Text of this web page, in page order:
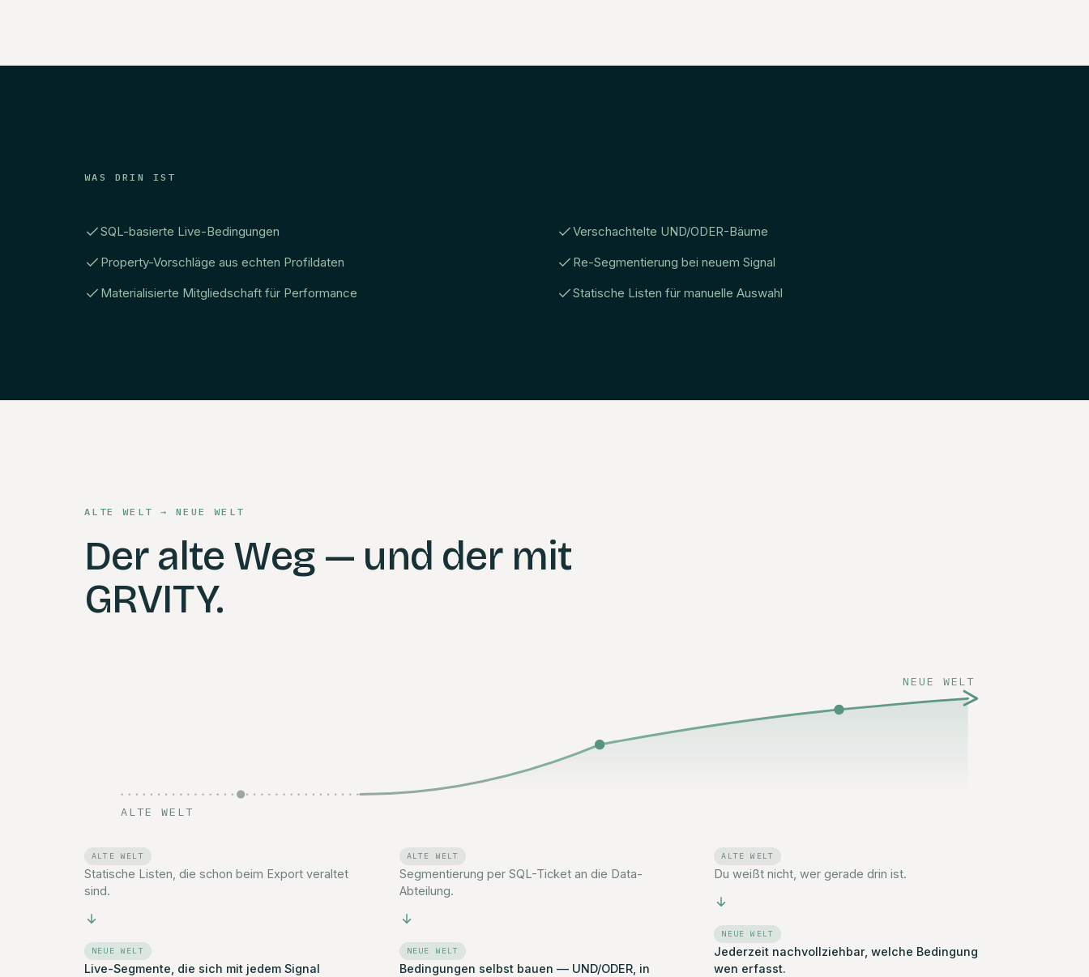
WAS DRIN IST
SQL-basierte Live-Bedingungen
Verschachtelte UND/ODER-Bäume
Property-Vorschläge aus echten Profildaten
Re-Segmentierung bei neuem Signal
Materialisierte Mitgliedschaft für Performance
Statische Listen für manuelle Auswahl
ALTE WELT → NEUE WELT
Der alte Weg — und der mit
GRVITY.
ALTE WELT
NEUE WELT
ALTE WELT
Statische Listen, die schon beim Export veraltet
sind.
NEUE WELT
Live-Segmente, die sich mit jedem Signal
ALTE WELT
Segmentierung per SQL-Ticket an die Data-
Abteilung.
NEUE WELT
Bedingungen selbst bauen — UND/ODER, in
ALTE WELT
Du weißt nicht, wer gerade drin ist.
NEUE WELT
Jederzeit nachvollziehbar, welche Bedingung
wen erfasst.